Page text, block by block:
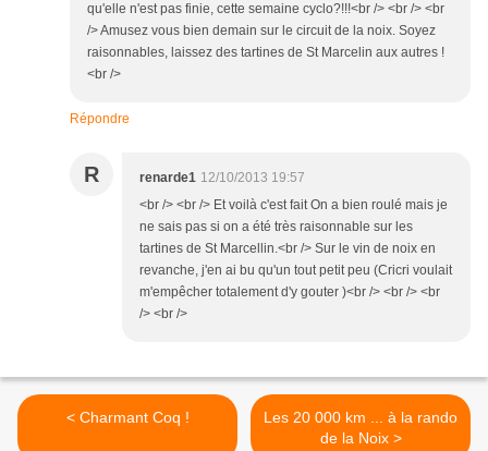
qu'elle n'est pas finie, cette semaine cyclo?!!!<br /> <br /> <br
/> Amusez vous bien demain sur le circuit de la noix. Soyez
raisonnables, laissez des tartines de St Marcelin aux autres !
<br />
Répondre
R renarde1 12/10/2013 19:57
<br /> <br /> Et voilà c'est fait On a bien roulé mais je
ne sais pas si on a été très raisonnable sur les
tartines de St Marcellin.<br /> Sur le vin de noix en
revanche, j'en ai bu qu'un tout petit peu (Cricri voulait
m'empêcher totalement d'y gouter )<br /> <br /> <br
/> <br />
< Charmant Coq !
Les 20 000 km ... à la rando
de la Noix >